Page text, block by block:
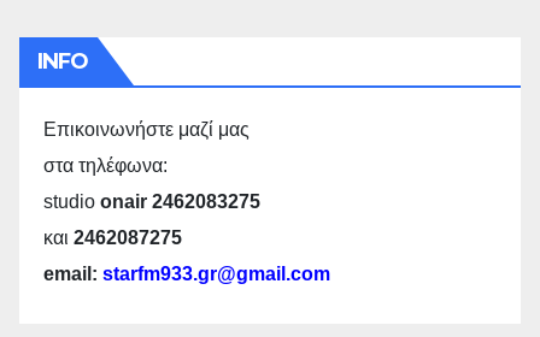
INFO
Επικοινωνήστε μαζί μας
στα τηλέφωνα:
studio onair 2462083275
και 2462087275
email: starfm933.gr@gmail.com